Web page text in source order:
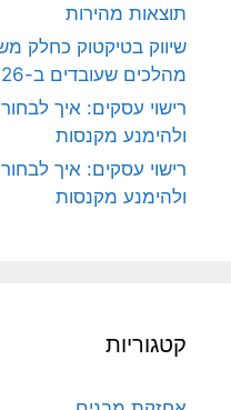
תוצאות מהירות
שיווק בטיקטוק כחלק
מהלכים שעובדים ב-2026
רישוי עסקים: איך
ולהימנע מקנסות
רישוי עסקים: איך
ולהימנע מקנסות
קטגוריות